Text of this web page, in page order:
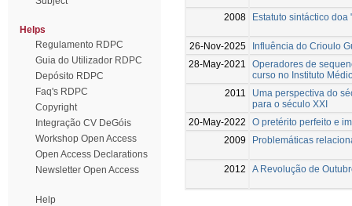
Helps
Regulamento RDPC
Guia do Utilizador RDPC
Depósito RDPC
Faq's RDPC
Copyright
Integração CV DeGóis
Workshop Open Access
Open Access Declarations
Newsletter Open Access
Help
2008 Estatuto sintáctico
26-Nov-2025
Influência do Crioulo
28-May-2021
Operadores de
curso no Instituto
2011
Uma perspectiva do
para o século XXI
20-May-2022
O pretérito perfeito e
2009
Problemáticas
2012 A Revolução de